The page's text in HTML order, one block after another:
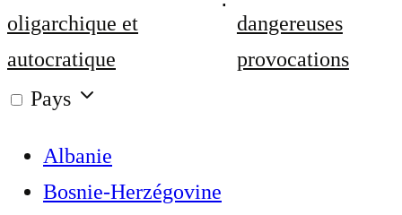
oligarchique et
autocratique
dangereuses
provocations
Pays
Albanie
Bosnie-Herzégovine